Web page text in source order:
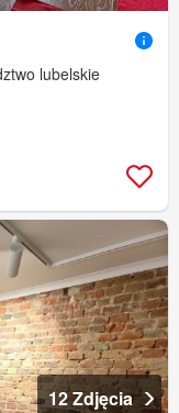
lubelskie
12 Zdjęcia